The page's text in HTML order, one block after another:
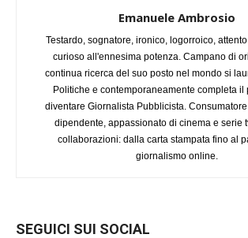
Emanuele Ambrosio
Testardo, sognatore, ironico, logorroico,
curioso all'ennesima potenza. Campano di
continua ricerca del suo posto nel mondo si
Politiche e contemporaneamente completa il
diventare Giornalista Pubblicista.
dipendente, appassionato di cinema e serie
collaborazioni: dalla carta stampata fino al
giornalismo online.
SEGUICI SUI SOCIAL